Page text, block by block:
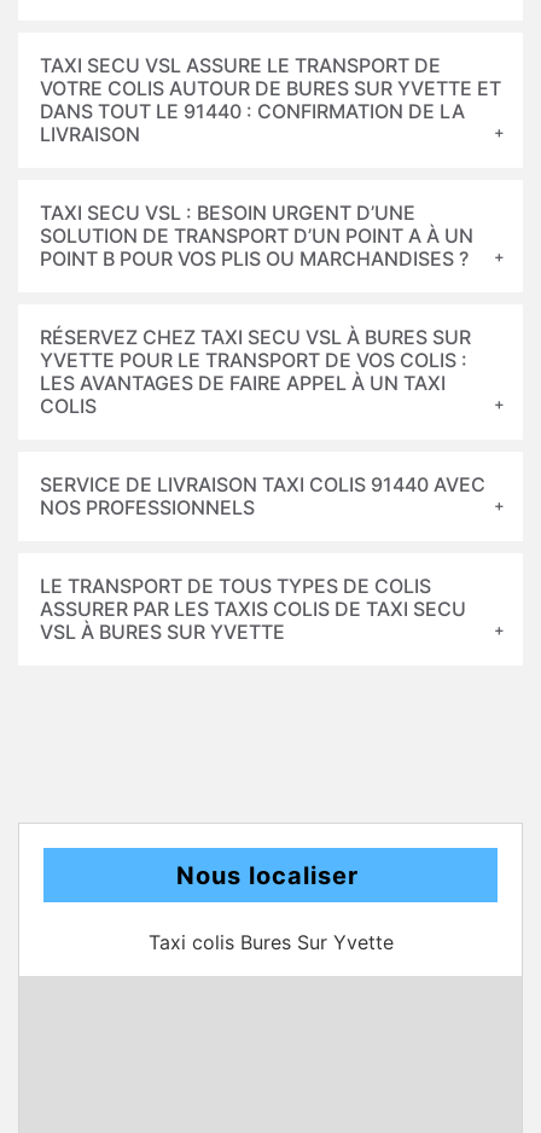
TAXI SECU VSL ASSURE LE TRANSPORT DE
VOTRE COLIS AUTOUR DE BURES SUR YVETTE ET
DANS TOUT LE 91440 : CONFIRMATION DE LA
LIVRAISON
TAXI SECU VSL : BESOIN URGENT D’UNE
SOLUTION DE TRANSPORT D’UN POINT A À UN
POINT B POUR VOS PLIS OU MARCHANDISES ?
RÉSERVEZ CHEZ TAXI SECU VSL À BURES SUR
YVETTE POUR LE TRANSPORT DE VOS COLIS :
LES AVANTAGES DE FAIRE APPEL À UN TAXI
COLIS
SERVICE DE LIVRAISON TAXI COLIS 91440 AVEC
NOS PROFESSIONNELS
LE TRANSPORT DE TOUS TYPES DE COLIS
ASSURER PAR LES TAXIS COLIS DE TAXI SECU
VSL À BURES SUR YVETTE
Nous localiser
Taxi colis Bures Sur Yvette